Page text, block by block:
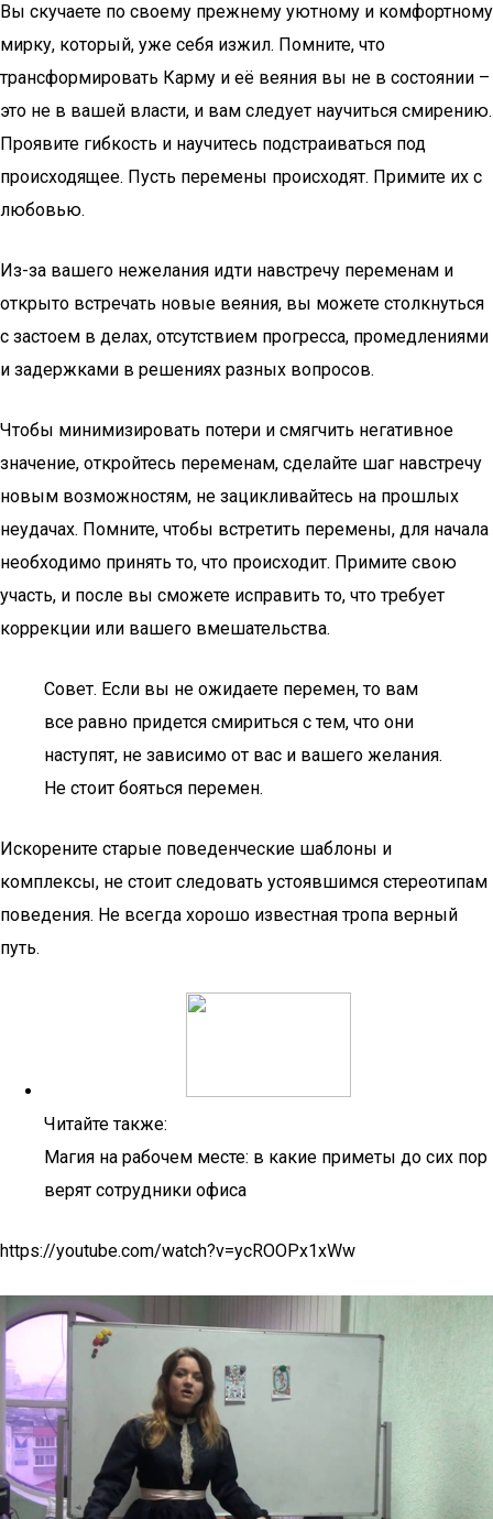
Вы скучаете по своему прежнему уютному и комфортному
мирку, который, уже себя изжил. Помните, что
трансформировать Карму и её веяния вы не в состоянии –
это не в вашей власти, и вам следует научиться смирению.
Проявите гибкость и научитесь подстраиваться под
происходящее. Пусть перемены происходят. Примите их с
любовью.
Из-за вашего нежелания идти навстречу переменам и
открыто встречать новые веяния, вы можете столкнуться
с застоем в делах, отсутствием прогресса, промедлениями
и задержками в решениях разных вопросов.
Чтобы минимизировать потери и смягчить негативное
значение, откройтесь переменам, сделайте шаг навстречу
новым возможностям, не зацикливайтесь на прошлых
неудачах. Помните, чтобы встретить перемены, для начала
необходимо принять то, что происходит. Примите свою
участь, и после вы сможете исправить то, что требует
коррекции или вашего вмешательства.
Совет. Если вы не ожидаете перемен, то вам
все равно придется смириться с тем, что они
наступят, не зависимо от вас и вашего желания.
Не стоит бояться перемен.
Искорените старые поведенческие шаблоны и
комплексы, не стоит следовать устоявшимся стереотипам
поведения. Не всегда хорошо известная тропа верный
путь.
Читайте также:
Магия на рабочем месте: в какие приметы до сих пор
верят сотрудники офиса
https://youtube.com/watch?v=ycROOPx1xWw